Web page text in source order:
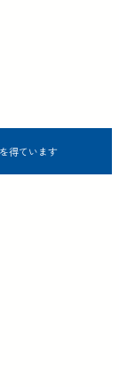
得ています